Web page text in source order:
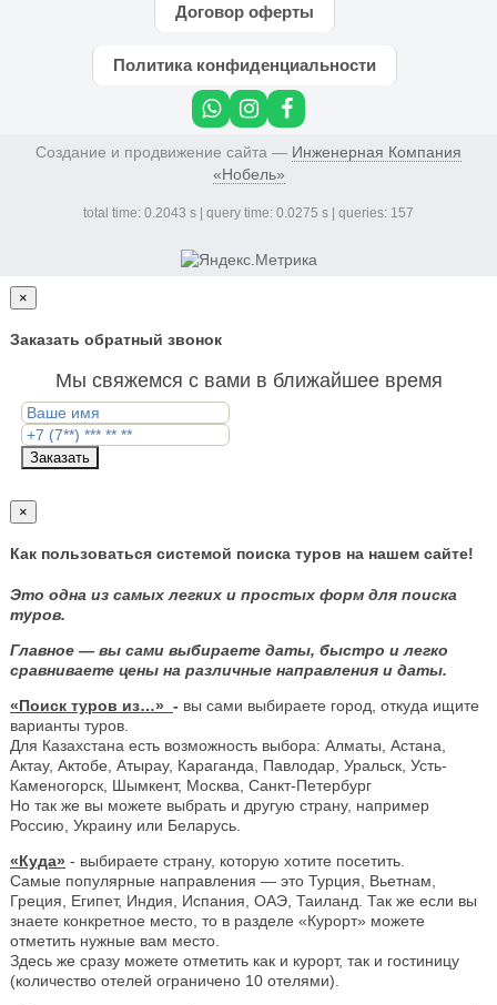
Договор оферты
Политика конфиденциальности
Создание и продвижение сайта — Инженерная Компания
«Нобель»
total time: 0.2043 s | query time: 0.0275 s | queries: 157
×
Заказать обратный звонок
Мы свяжемся с вами в ближайшее время
Заказать
×
Как пользоваться системой поиска туров на нашем сайте!
Это одна из самых легких и простых форм для поиска
туров.
Главное — вы сами выбираете даты, быстро и легко
сравниваете цены на различные направления и даты.
«Поиск туров из…» - вы сами выбираете город, откуда ищите
варианты туров.
Для Казахстана есть возможность выбора: Алматы, Астана,
Актау, Актобе, Атырау, Караганда, Павлодар, Уральск, Усть-
Каменогорск, Шымкент, Москва, Санкт-Петербург
Но так же вы можете выбрать и другую страну, например
Россию, Украину или Беларусь.
«Куда» - выбираете страну, которую хотите посетить.
Самые популярные направления — это Турция, Вьетнам,
Греция, Египет, Индия, Испания, ОАЭ, Таиланд. Так же если вы
знаете конкретное место, то в разделе «Курорт» можете
отметить нужные вам место.
Здесь же сразу можете отметить как и курорт, так и гостиницу
(количество отелей ограничено 10 отелями).